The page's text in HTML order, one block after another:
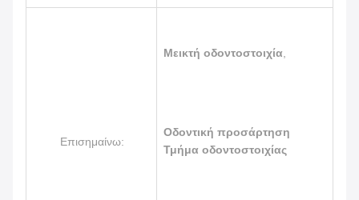
Επισημαίνω:
Μεικτή οδοντοστοιχία
Οδοντική προσάρτηση
Τμήμα οδοντοστοιχίας